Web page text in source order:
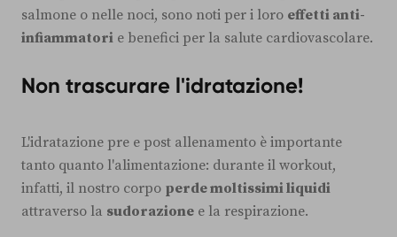
salmone o nelle noci, sono noti per i loro effetti anti-
infiammatori e benefici per la salute cardiovascolare.
Non trascurare l'idratazione!
L'idratazione pre e post allenamento è importante
tanto quanto l'alimentazione: durante il workout,
infatti, il nostro corpo perde moltissimi liquidi
attraverso la sudorazione e la respirazione.